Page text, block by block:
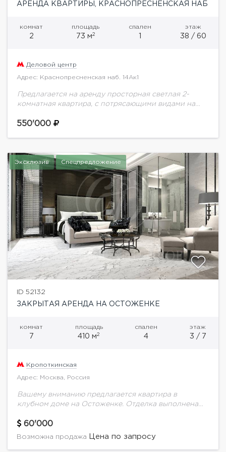
АРЕНДА КВАРТИРЫ, КРАСНОПРЕСНЕНСКАЯ НАБ
комнат
2
площадь
73 м2
спален
1
этаж
38 / 60
Деловой центр
Адрес: Краснопресненская наб. 14Ак1
Предлагается на аренду просторная светлая 2-
комнатная квартира, с потрясающими видами на
Towers". Современный авторский ремонт из дорогих
550'000
Эксклюзив Спецпредложение
ID 52132
ЗАКРЫТАЯ АРЕНДА НА ОСТОЖЕНКЕ
комнат
7
площадь
410 м2
спален
4
этаж
3 / 7
Кропоткинская
Адрес: Москва, Россия
Вашему вниманию предлагается квартира в
клубном доме на Остоженке. Отделка выполнена
планировка включает в себя просторную гостиную-
столовую, 4 спальные комнаты, кабинет, помещения
60'000
Возможна продажа Цена по запросу